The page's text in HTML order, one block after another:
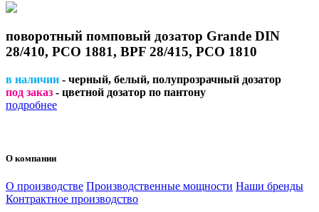
поворотный помповый дозатор Grande DIN
28/410, PCO 1881, BPF 28/415, PCO 1810
в наличии - черный, белый, полупрозрачный дозатор
под заказ - цветной дозатор по пантону
подробнее
О компании
О производстве Производственные мощности Наши бренды
Контрактное производство